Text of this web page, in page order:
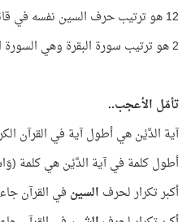
12 هو ترتيب حرف السين نفسه في قائمة الحروف الهجائية!
2 هو ترتيب سورة البقرة وهي السورة التي تضمّنت آية الدَّيْن!
تأمّل الأعجب..
آية الدَّيْن هي أطول آية في القرآن
أطول كلمة في آية الدَّيْن هي كلمة
أكبر تكرار لحرف السين في القرآن